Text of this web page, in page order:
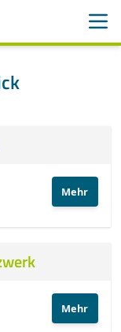
Mehr
Mehr